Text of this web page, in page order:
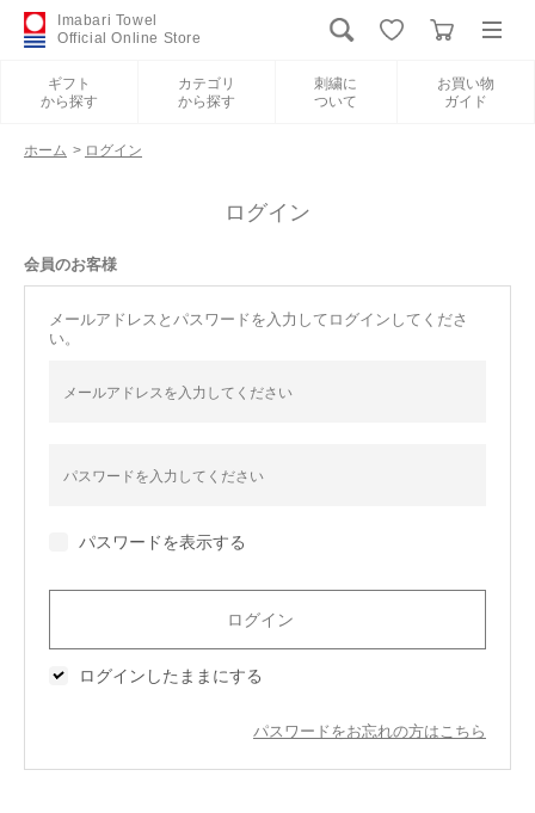
Imabari Towel
Official Online Store
ギフト
から探す
カテゴリ
から探す
刺繍に
ついて
お買い物
ガイド
新規会員登録
カテゴリから探す
刺繍について
今治タオルについて
会員サービス
ホーム > ログイン
ログイン
会員のお客様
メールアドレスとパスワードを入力してログインしてくださ
い。
パスワードを表示する
ログインしたままにする
パスワードをお忘れの方はこちら